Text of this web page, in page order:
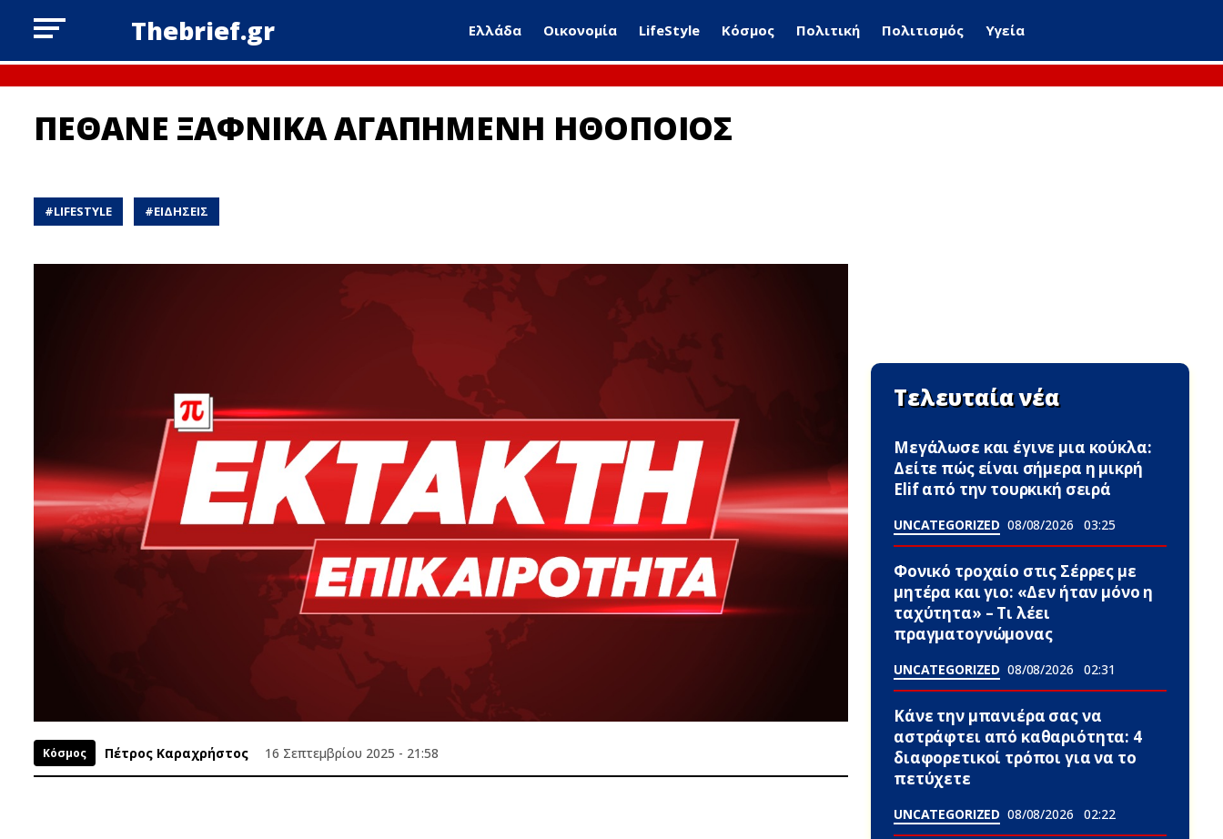
Thebrief.gr Ελλάδα Οικονομία LifeStyle Κόσμος Πολιτική Πολιτισμός Υγεία
ΠΕΘΑΝΕ ΞΑΦΝΙΚΑ ΑΓΑΠΗΜΕΝΗ ΗΘΟΠΟΙΟΣ
#LIFESTYLE #ΕΙΔΗΣΕΙΣ
Κόσμος Πέτρος Καραχρήστος 16 Σεπτεμβρίου 2025 - 21:58
Τελευταία νέα
Μεγάλωσε και έγινε μια κούκλα:
Δείτε πώς είναι σήμερα η μικρή
Elif από την τουρκική σειρά
UNCATEGORIZED 08/08/2026 03:25
Φονικό τροχαίο στις Σέρρες με
μητέρα και γιο: «Δεν ήταν μόνο η
ταχύτητα» – Τι λέει
πραγματογνώμονας
UNCATEGORIZED 08/08/2026 02:31
Κάνε την μπανιέρα σας να
αστράφτει από καθαριότητα: 4
διαφορετικοί τρόποι για να το
πετύχετε
UNCATEGORIZED 08/08/2026 02:22